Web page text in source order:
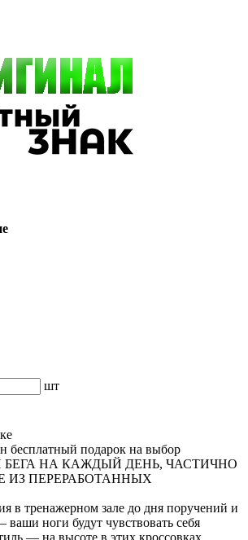
шт
бесплатный подарок на выбор
НА КАЖДЫЙ ДЕНЬ, ЧАСТИЧНО
ИЗ ПЕРЕРАБОТАННЫХ
в тренажерном зале до дня поручений и
ваши ноги будут чувствовать себя
— на высоте в этих кроссовках